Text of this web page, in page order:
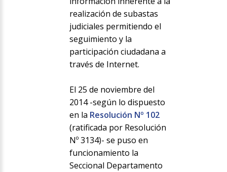
realización de subastas
judiciales permitiendo el
seguimiento y la
participación ciudadana a
través de Internet.
El 25 de noviembre del
2014 -según lo dispuesto
en la Resolución Nº 102
(ratificada por Resolución
Nº 3134)- se puso en
funcionamiento la
Seccional Departamento